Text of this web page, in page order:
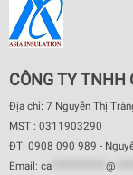
CÔNG TY TNHH
Địa chỉ: 7 Nguyễn Thị
MST : 0311903290
ĐT: 0908 090 989 -
Email: ca @